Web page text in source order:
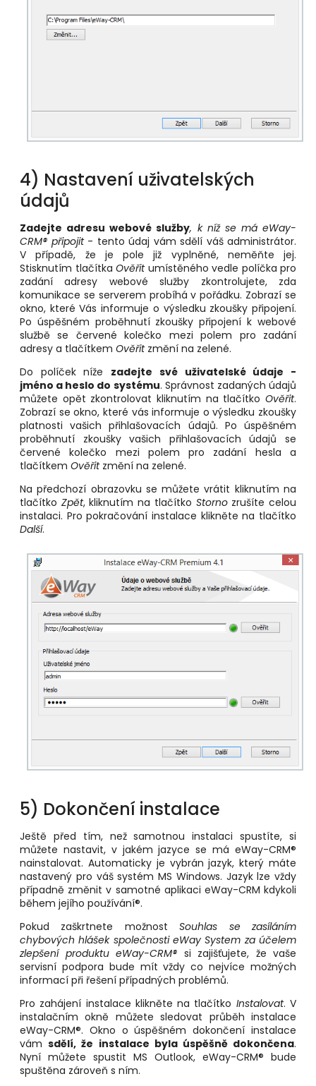
4) Nastavení uživatelských
údajů
Zadejte adresu webové služby, k níž se má eWay-
CRM® připojit - tento údaj vám sdělí váš administrátor.
V případě, že je pole již vyplněné, neměňte jej.
Stisknutím tlačítka Ověřitumístěného vedle políčka pro
zadání adresy webové služby zkontrolujete, zda
komunikace se serverem probíhá v pořádku. Zobrazí se
okno, které Vás informuje o výsledku zkoušky připojení.
Po úspěšném proběhnutí zkoušky připojení k webové
službě se červené kolečko mezi polem pro zadání
adresy a tlačítkem Ověřitzmění na zelené.
Do políček níže zadejte své uživatelské údaje -
jméno a heslo do systému. Správnost zadaných údajů
můžete opět zkontrolovat kliknutím na tlačítko Ověřit.
Zobrazí se okno, které vás informuje o výsledku zkoušky
platnosti vašich přihlašovacích údajů. Po úspěšném
proběhnutí zkoušky vašich přihlašovacích údajů se
červené kolečko mezi polem pro zadání hesla a
tlačítkem Ověřitzmění na zelené.
Na předchozí obrazovku se můžete vrátit kliknutím na
tlačítko Zpět, kliknutím na tlačítko Storno zrušíte celou
instalaci. Pro pokračování instalace klikněte na tlačítko
Další.
5) Dokončení instalace
Ještě před tím, než samotnou instalaci spustíte, si
můžete nastavit, v jakém jazyce se má eWay-CRM®
nainstalovat. Automaticky je vybrán jazyk, který máte
nastavený pro váš systém MS Windows. Jazyk lze vždy
případně změnit v samotné aplikaci eWay-CRM kdykoli
během jejího používání®.
Pokud zaškrtnete možnostSouhlas se zasíláním
chybových hlášek společnosti eWay System za účelem
zlepšení produktu eWay-CRM® si zajišťujete, že vaše
servisní podpora bude mít vždy co nejvíce možných
informací při řešení případných problémů.
Pro zahájení instalace klikněte na tlačítko Instalovat. V
instalačním okně můžete sledovat průběh instalace
eWay-CRM®. Okno o úspěšném dokončení instalace
vámsdělí, že instalace byla úspěšně dokončena.
Nyní můžete spustit MS Outlook, eWay-CRM® bude
spuštěna zároveň s ním.